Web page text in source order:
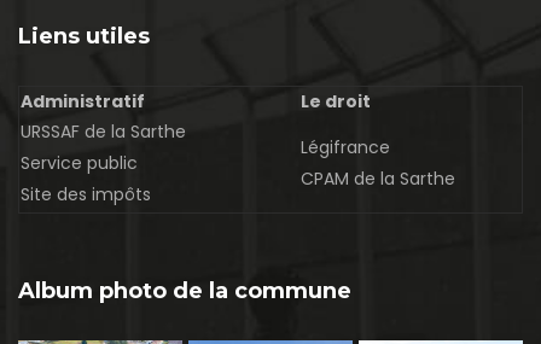
Liens utiles
Administratif
Le droit
URSSAF de la Sarthe
Service public
Site des impôts
Légifrance
CPAM de la Sarthe
Album photo de la commune